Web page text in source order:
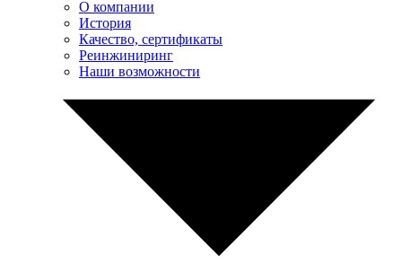
О компании
История
Качество, сертификаты
Реинжиниринг
Наши возможности